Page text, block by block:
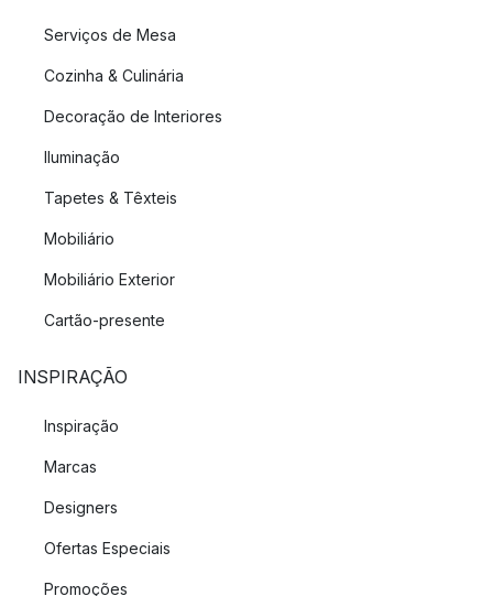
Serviços de Mesa
Cozinha & Culinária
Decoração de Interiores
Iluminação
Tapetes & Têxteis
Mobiliário
Mobiliário Exterior
Cartão-presente
INSPIRAÇÃO
Inspiração
Marcas
Designers
Ofertas Especiais
Promoções